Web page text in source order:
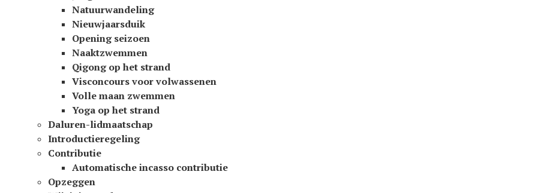
Natuurwandeling
Nieuwjaarsduik
Opening seizoen
Naaktzwemmen
Qigong op het strand
Visconcours voor volwassenen
Volle maan zwemmen
Yoga op het strand
Daluren-lidmaatschap
Introductieregeling
Contributie
Automatische incasso contributie
Opzeggen